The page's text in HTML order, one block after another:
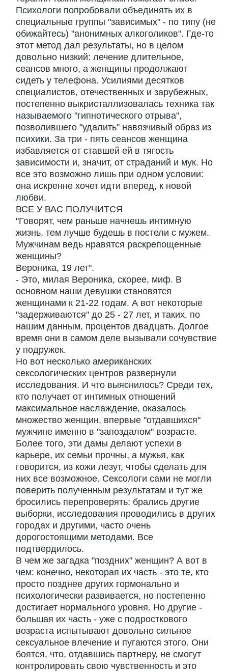
Психологи попробовали объединять их в
специальные группы "зависимых" - по типу (не
обижайтесь) "анонимных алкоголиков". Где-то
этот метод дал результаты, но в целом
довольно низкий: лечение длительное,
сеансов много, а женщины продолжают
сидеть у телефона. Усилиями десятков
специалистов, отечественных и зарубежных,
постепенно выкристаллизовалась техника так
называемого "гипнотического отрыва",
позволившего "удалить" навязчивый образ из
психики. За три - пять сеансов женщина
избавляется от ставшей ей в тягость
зависимости и, значит, от страданий и мук. Но
все это возможно лишь при одном условии:
она искренне хочет идти вперед, к новой
любви.
ВСЕ У ВАС ПОЛУЧИТСЯ
"Говорят, чем раньше начнешь интимную
жизнь, тем лучше будешь в постели с мужем.
Мужчинам ведь нравятся раскрепощенные
женщины?
Вероника, 19 лет".
- Это, милая Вероника, скорее, миф. В
основном наши девушки становятся
женщинами к 21-22 годам. А вот некоторые
"задерживаются" до 25 - 27 лет, и таких, по
нашим данным, процентов двадцать. Долгое
время они в самом деле вызывали сочувствие
у подружек.
Но вот несколько американских
сексологических центров развернули
исследования. И что выяснилось? Среди тех,
кто получает от интимных отношений
максимальное наслаждение, оказалось
множество женщин, впервые "отдавшихся"
мужчине именно в "запоздалом" возрасте.
Более того, эти дамы делают успехи в
карьере, их семьи прочны, а мужья, как
говорится, из кожи лезут, чтобы сделать для
них все возможное. Сексологи сами не могли
поверить полученным результатам и тут же
бросились перепроверять: брались другие
выборки, исследования проводились в других
городах и другими, часто очень
дорогостоящими методами. Все
подтвердилось.
В чем же загадка "поздних" женщин? А вот в
чем: конечно, некоторая их часть - это те, кто
просто позднее других гормонально и
психологически развивается, но постепенно
достигает нормального уровня. Но другие -
большая их часть - уже с подросткового
возраста испытывают довольно сильное
сексуальное влечение и пугаются этого. Они
боятся, что, отдавшись партнеру, не смогут
контролировать свою чувственность и это